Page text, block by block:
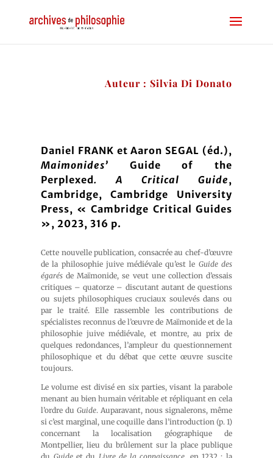
Auteur : Silvia Di Donato
Daniel FRANK et Aaron SEGAL (éd.),
Maimonides’ Guide of the
Perplexed. A Critical Guide,
Cambridge, Cambridge University
Press, « Cambridge Critical Guides
», 2023, 316 p.
Cette nouvelle publication, consacrée au chef-d’œuvre
de la philosophie juive médiévale qu’est le Guide des
égarés de Maïmonide, se veut une collection d’essais
critiques – quatorze – discutant autant de questions
ou sujets philosophiques cruciaux soulevés dans ou
par le traité. Elle rassemble les contributions de
spécialistes reconnus de l’œuvre de Maïmonide et de la
philosophie juive médiévale, et montre, au prix de
quelques redondances, l’ampleur du questionnement
philosophique et du débat que cette œuvre suscite
toujours.
Le volume est divisé en six parties, visant la parabole
menant au bien humain véritable et répliquant en cela
l’ordre duGuide. Auparavant, nous signalerons, même
si c’est marginal, une coquille dans l’introduction (p. 1)
concernant la localisation géographique de
Montpellier, lieu du brûlement sur la place publique